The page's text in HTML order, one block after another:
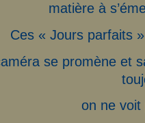
matière à
Ces « Jours parfaits
se promène et
on ne